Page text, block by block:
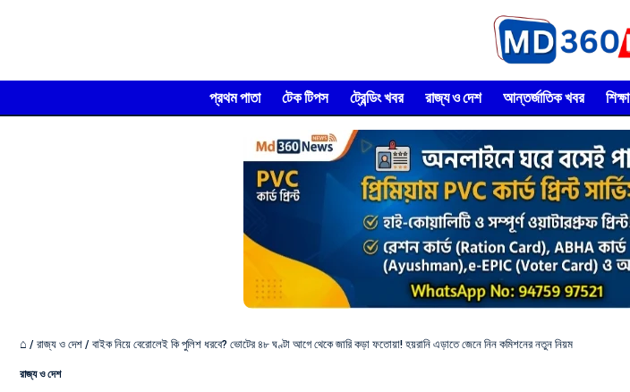
প্রথম পাতা টেক টিপস ট্রেন্ডিং খবর রাজ্য ও দেশ আন্তর্জাতিক খবর শিক্ষা
⌂ / রাজ্য ও দেশ / বাইক নিয়ে বেরোলেই কি পুলিশ ধরবে? ভোটের ৪৮ ঘণ্টা আগে থেকে জারি কড়া ফতোয়া! হয়রানি এড়াতে জেনে নিন কমিশনের নতুন নিয়ম
রাজ্য ও দেশ